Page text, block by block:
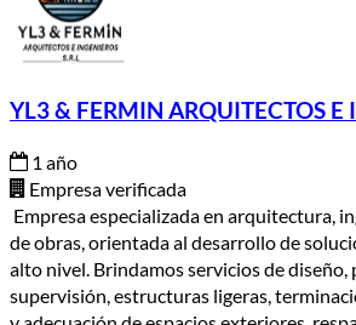
YL3 & FERMIN ARQUITECTOS E
1 año
Empresa verificada
Empresa especializada en arquitectura,
de obras, orientada al desarrollo de
alto nivel. Brindamos servicios de diseño,
supervisión, estructuras ligeras,